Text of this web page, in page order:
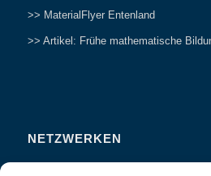
>> MaterialFlyer Entenland
>> Artikel: Frühe mathematische
NETZWERKEN